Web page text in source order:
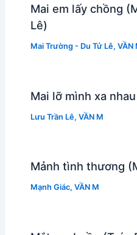
Mai em lấy chồng
Lê)
Mai Trường - Du Tử Lê, VẦN
Mai lỡ mình xa
Lưu Trần Lê, VẦN M
Mảnh tình thương
Mạnh Giác, VẦN M